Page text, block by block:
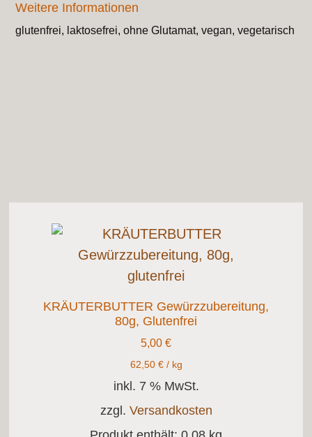
Weitere Informationen
glutenfrei, laktosefrei, ohne Glutamat, vegan, vegetarisch
KRÄUTERBUTTER Gewürzzubereitung,
80g, Glutenfrei
5,00 €
62,50 €/ kg
inkl. 7 % MwSt.
zzgl. Versandkosten